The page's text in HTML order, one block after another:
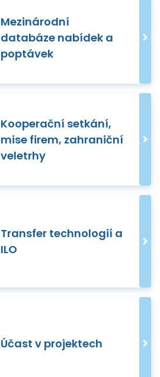
Mezinárodní
databáze nabídek a
poptávek
Kooperační setkání,
mise firem, zahraniční
veletrhy
Transfer technologií a
ILO
Účast v projektech